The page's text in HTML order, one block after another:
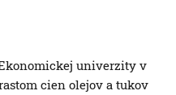
univerzity v
cien olejov a tukov